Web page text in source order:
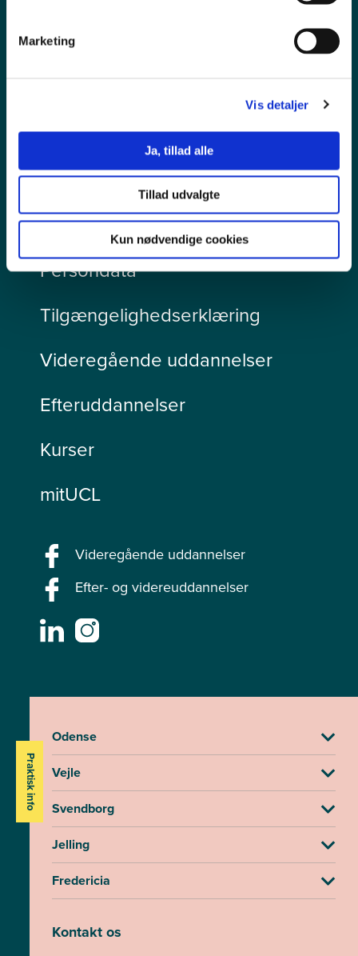
Marketing
Vis detaljer
Ja, tillad alle
Tillad udvalgte
Kun nødvendige cookies
Pressekontakt
Ledige stillinger
Persondata
Tilgængelighedserklæring
Videregående uddannelser
Efteruddannelser
Kurser
mitUCL
Videregående uddannelser
Efter- og videreuddannelser
Praktisk info
Odense
Vejle
Svendborg
Jelling
Fredericia
Kontakt os